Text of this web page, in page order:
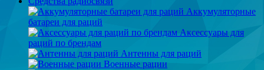
Аккумуляторные
батареи для раций
Аксессуары для
раций по брендам
Антенны для раций
Военные рации